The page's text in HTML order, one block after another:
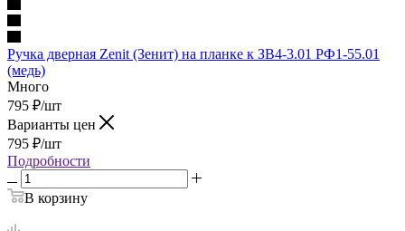
Ручка дверная Zenit (Зенит) на планке к ЗВ4-3.01 РФ1-55.01
(медь)
Много
795 ₽/шт
Варианты цен
795 ₽/шт
Подробности
В корзину